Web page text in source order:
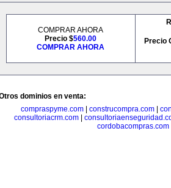
COMPRAR AHORA
Precio $560.00
COMPRAR AHORA
Precio
dominios en venta:
compraspyme.com
construcompra.com
consultoriacrm.com|
cordobacompras.com